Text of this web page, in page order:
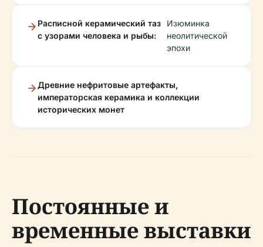
Расписной керамический таз
с узорами человека и рыбы:
Изюминка
неолитической
эпохи
Древние нефритовые артефакты,
императорская керамика и коллекции
исторических монет
Постоянные и
временные выставки